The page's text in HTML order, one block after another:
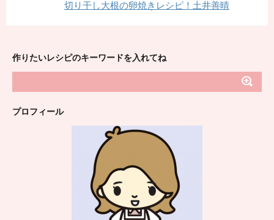
切り干し大根の卵焼きレシピ！土井善晴
作りたいレシピのキーワードを入れてね
プロフィール